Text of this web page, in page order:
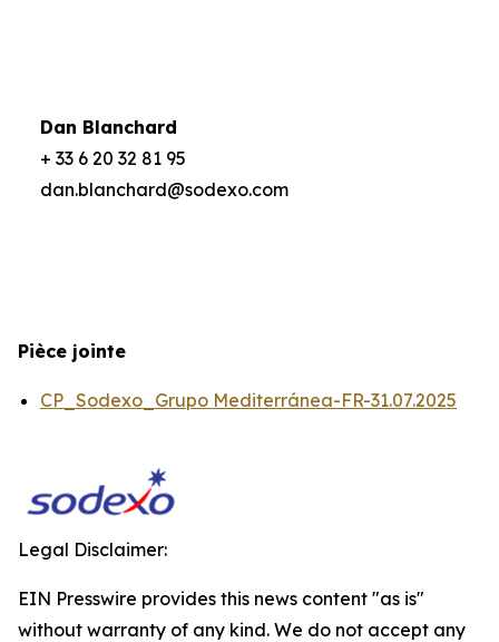
Dan Blanchard
+ 33 6 20 32 81 95
dan.blanchard@sodexo.com
Pièce jointe
CP_Sodexo_Grupo Mediterránea-FR-31.07.2025
Legal Disclaimer:
EIN Presswire provides this news content "as is"
without warranty of any kind. We do not accept any